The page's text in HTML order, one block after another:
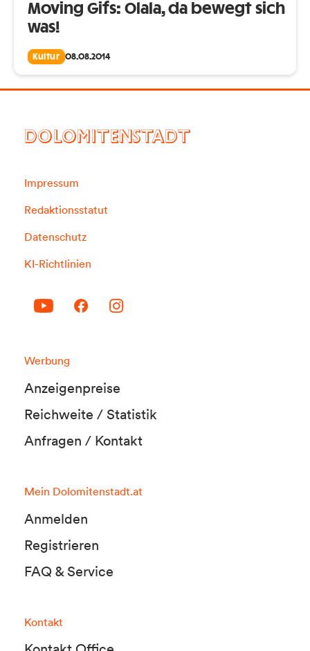
Moving Gifs: Olala, da bewegt sich
was!
Kultur 08.08.2014
DOLOMITENSTADT
Impressum
Redaktionsstatut
Datenschutz
KI-Richtlinien
Werbung
Anzeigenpreise
Reichweite / Statistik
Anfragen / Kontakt
Mein Dolomitenstadt.at
Anmelden
Registrieren
FAQ & Service
Kontakt